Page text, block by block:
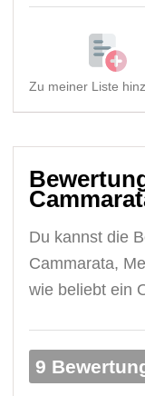
Zu meiner Liste
Du kannst die
Cammarata,
wie beliebt ein
9